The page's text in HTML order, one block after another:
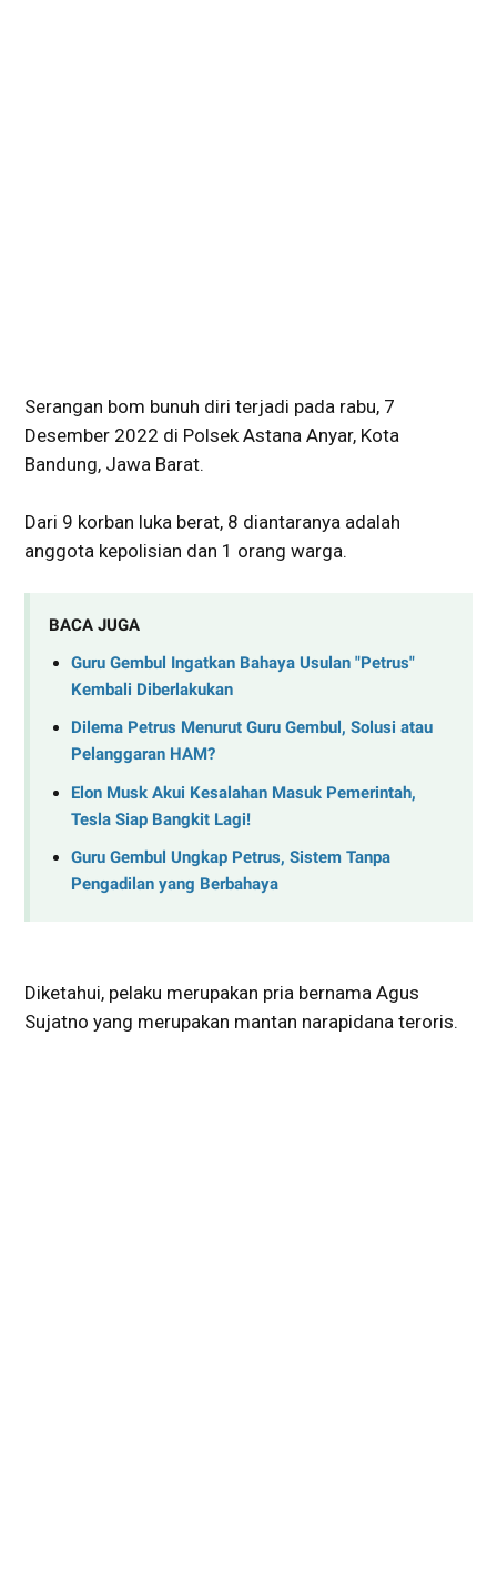
Serangan bom bunuh diri terjadi pada rabu, 7
Desember 2022 di Polsek Astana Anyar, Kota
Bandung, Jawa Barat.
Dari 9 korban luka berat, 8 diantaranya adalah
anggota kepolisian dan 1 orang warga.
BACA JUGA
Guru Gembul Ingatkan Bahaya Usulan "Petrus"
Kembali Diberlakukan
Dilema Petrus Menurut Guru Gembul, Solusi atau
Pelanggaran HAM?
Elon Musk Akui Kesalahan Masuk Pemerintah,
Tesla Siap Bangkit Lagi!
Guru Gembul Ungkap Petrus, Sistem Tanpa
Pengadilan yang Berbahaya
Diketahui, pelaku merupakan pria bernama Agus
Sujatno yang merupakan mantan narapidana teroris.